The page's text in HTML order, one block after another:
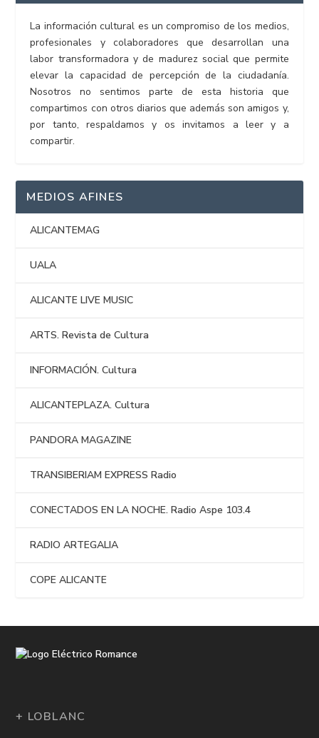
La información cultural es un compromiso de los medios,
profesionales y colaboradores que desarrollan una
labor transformadora y de madurez social que permite
elevar la capacidad de percepción de la ciudadanía.
Nosotros no sentimos parte de esta historia que
compartimos con otros diarios que además son amigos y,
por tanto, respaldamos y os invitamos a leer y a
compartir.
MEDIOS AFINES
ALICANTEMAG
UALA
ALICANTE LIVE MUSIC
ARTS. Revista de Cultura
INFORMACIÓN. Cultura
ALICANTEPLAZA. Cultura
PANDORA MAGAZINE
TRANSIBERIAM EXPRESS Radio
CONECTADOS EN LA NOCHE. Radio Aspe 103.4
RADIO ARTEGALIA
COPE ALICANTE
+ LOBLANC